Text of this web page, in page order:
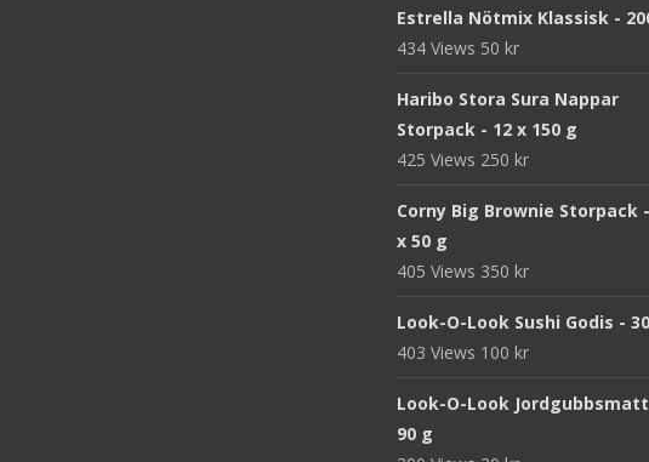
Estrella Nötmix Klassisk -
434 Views 50 kr
Haribo Stora Sura Nappar
Storpack - 12 x 150 g
425 Views 250 kr
Corny Big Brownie Storpack
x 50 g
405 Views 350 kr
Look-O-Look Sushi Godis -
403 Views 100 kr
Look-O-Look
90 g